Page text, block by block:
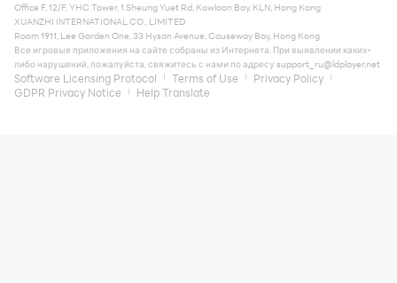
Office F, 12/F, YHC Tower, 1 Sheung Yuet Rd, Kowloon Bay, KLN, Hong Kong
XUANZHI INTERNATIONAL CO., LIMITED
Room 1911, Lee Garden One, 33 Hysan Avenue, Causeway Bay, Hong Kong
Все игровые приложения на сайте собраны из Интернета. При выявлении каких-
либо нарушений, пожалуйста, свяжитесь с нами по адресу support_ru@ldplayer.net
Software Licensing Protocol Terms of Use
Privacy Policy
GDPR Privacy Notice
Help Translate